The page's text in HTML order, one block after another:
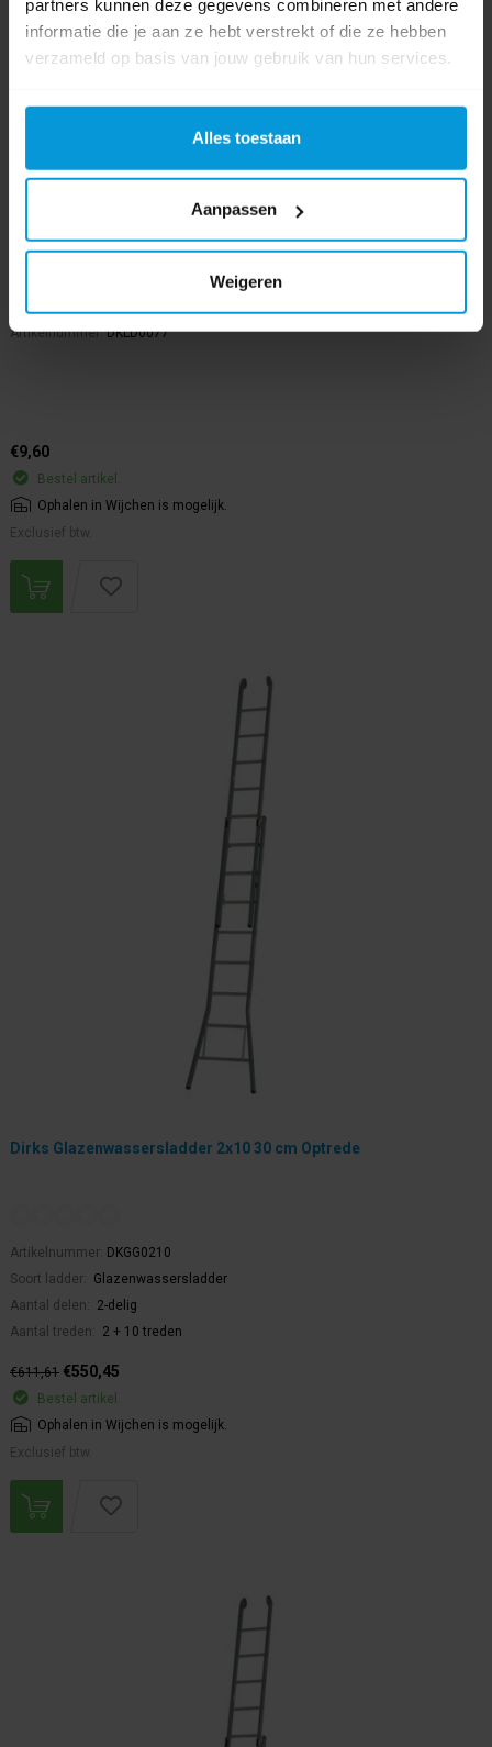
partners kunnen deze gegevens combineren met andere
informatie die je aan ze hebt verstrekt of die ze hebben
verzameld op basis van jouw gebruik van hun services.
Alles toestaan
Aanpassen
Weigeren
Artikelnummer:DKLD0077
€9,60
Bestel artikel.
Ophalen in Wijchen is mogelijk.
Exclusief btw.
Dirks Glazenwassersladder 2x10 30 cm Optrede
Artikelnummer: DKGG0210
Soort ladder:
Glazenwassersladder
Aantal delen:
2-delig
Aantal treden:
2 + 10 treden
€611,61 €550,45
Bestel artikel.
Ophalen in Wijchen is mogelijk.
Exclusief btw.